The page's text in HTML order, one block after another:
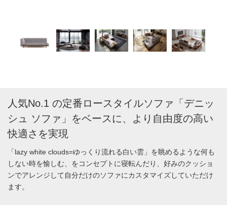
人気No.1 の定番ロースタイルソファ「デニッ
シュ ソファ」をベースに、より自由度の高い
快適さを実現
「lazy white clouds=ゆっくり流れる白い雲」を眺めるような何も
しない時を愉しむ、をコンセプトに寝転んだり、好みのクッショ
ンでアレンジして自分だけのソファにカスタマイズしていただけ
ます。